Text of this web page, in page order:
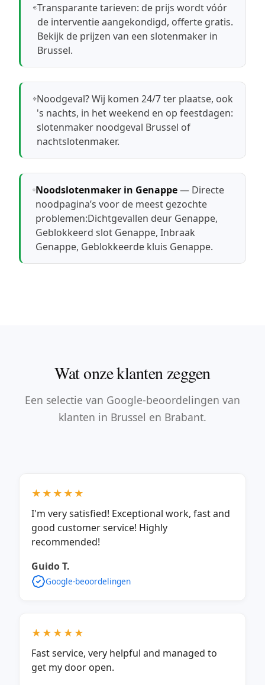
Transparante tarieven: de prijs wordt vóór
de interventie aangekondigd, offerte gratis.
Bekijk de prijzen van een slotenmaker in
Brussel.
Noodgeval? Wij komen 24/7 ter plaatse, ook
's nachts, in het weekend en op feestdagen:
slotenmaker noodgeval Brussel of
nachtslotenmaker.
Noodslotenmaker in Genappe— Directe
noodpagina’s voor de meest gezochte
problemen:Dichtgevallen deur Genappe,
Geblokkeerd slot Genappe,Inbraak
Genappe, Geblokkeerde kluis Genappe.
Wat onze klanten zeggen
Een selectie van Google-beoordelingen van
klanten in Brussel en Brabant.
★★★★★
I'm very satisfied! Exceptional work, fast and
good customer service! Highly
recommended!
Guido T.
Google-beoordelingen
★★★★★
Fast service, very helpful and managed to
get my door open.